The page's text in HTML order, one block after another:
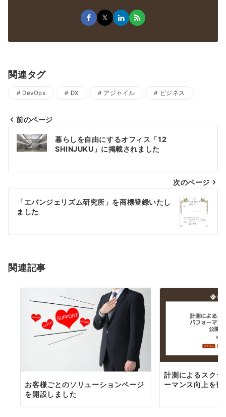
関連タグ
DevOps DX アジャイル ビジネス
前のページ
暮らしを自由にするオフィス「12
SHINJUKU」に掲載されました
次のページ
「エバンジェリズム研究所」を商標登録いたし
ました
関連記事
お客様ごとのソリューションページ
を開設しました
計測によるスク
ーマンス向上を